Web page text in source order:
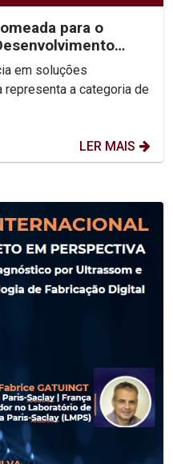
para o
em soluções
a categoria de
LER MAIS